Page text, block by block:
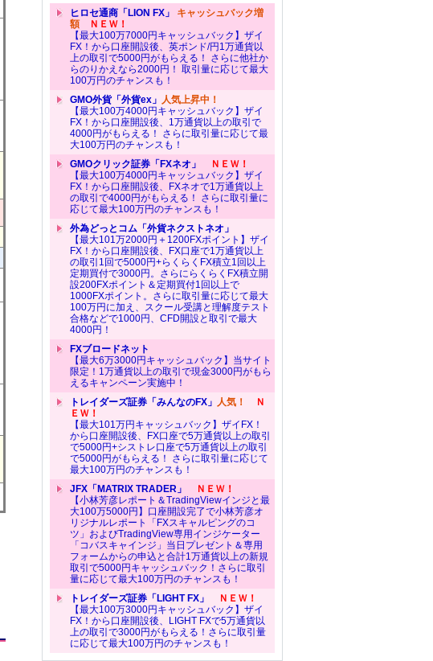
ヒロセ通商「LION FX」 キャッシュバック増
額ＮＥＷ！
【最大100万7000円キャッシュバック】ザイ
FX！から口座開設後、英ポンド/円1万通貨以
上の取引で5000円がもらえる！ さらに他社か
らのりかえなら2000円！ 取引量に応じて最大
100万円のチャンスも！
GMO外貨「外貨ex」 人気上昇中！
【最大100万4000円キャッシュバック】ザイ
FX！から口座開設後、1万通貨以上の取引で
4000円がもらえる！ さらに取引量に応じて最
大100万円のチャンスも！
GMOクリック証券「FXネオ」
ＮＥＷ！
【最大100万4000円キャッシュバック】ザイ
FX！から口座開設後、FXネオで1万通貨以上
の取引で4000円がもらえる！ さらに取引量に
応じて最大100万円のチャンスも！
外為どっとコム「外貨ネクストネオ」
【最大101万2000円＋1200FXポイント】ザイ
FX！から口座開設後、FX口座で1万通貨以上
の取引1回で5000円+らくらくFX積立1回以上
定期買付で3000円。さらにらくらくFX積立開
設200FXポイント＆定期買付1回以上で
1000FXポイント。さらに取引量に応じて最大
100万円に加え、スクール受講と理解度テスト
合格などで1000円、CFD開設と取引で最大
4000円！
FXブロードネット
【最大6万3000円キャッシュバック】当サイト
限定！1万通貨以上の取引で現金3000円がもら
えるキャンペーン実施中！
トレイダーズ証券「みんなのFX」 人気！
Ｎ
ＥＷ！
【最大101万円キャッシュバック】ザイFX！
から口座開設後、FX口座で5万通貨以上の取引
で5000円+シストレ口座で5万通貨以上の取引
で5000円がもらえる！ さらに取引量に応じて
最大100万円のチャンスも！
JFX「MATRIX TRADER」
ＮＥＷ！
【小林芳彦レポート＆TradingViewインジと最
大100万5000円】口座開設完了で小林芳彦オ
リジナルレポート「FXスキャルピングのコ
ツ」およびTradingView専用インジケーター
「コバスキャインジ」当日プレゼント＆専用
フォームからの申込と合計1万通貨以上の新規
取引で5000円キャッシュバック！さらに取引
量に応じて最大100万円のチャンスも！
トレイダーズ証券「LIGHT FX」
ＮＥＷ！
【最大100万3000円キャッシュバック】ザイ
FX！から口座開設後、LIGHT FXで5万通貨以
上の取引で3000円がもらえる！さらに取引量
に応じて最大100万円のチャンスも！